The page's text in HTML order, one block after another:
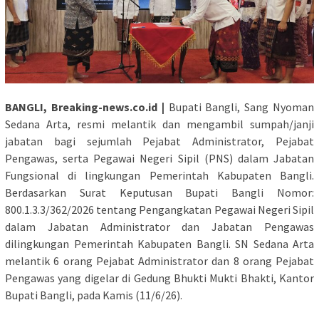
BANGLI, Breaking-news.co.id | Bupati Bangli, Sang Nyoman
Sedana Arta, resmi melantik dan mengambil sumpah/janji
jabatan bagi sejumlah Pejabat Administrator, Pejabat
Pengawas, serta Pegawai Negeri Sipil (PNS) dalam Jabatan
Fungsional di lingkungan Pemerintah Kabupaten Bangli.
Berdasarkan Surat Keputusan Bupati Bangli Nomor:
800.1.3.3/362/2026 tentang Pengangkatan Pegawai Negeri Sipil
dalam Jabatan Administrator dan Jabatan Pengawas
dilingkungan Pemerintah Kabupaten Bangli. SN Sedana Arta
melantik 6 orang Pejabat Administrator dan 8 orang Pejabat
Pengawas yang digelar di Gedung Bhukti Mukti Bhakti, Kantor
Bupati Bangli, pada Kamis (11/6/26).